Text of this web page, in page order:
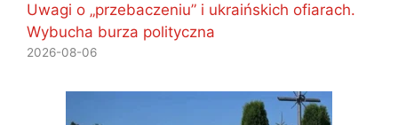
Uwagi o „przebaczeniu” i ukraińskich ofiarach.
Wybucha burza polityczna
2026-08-06